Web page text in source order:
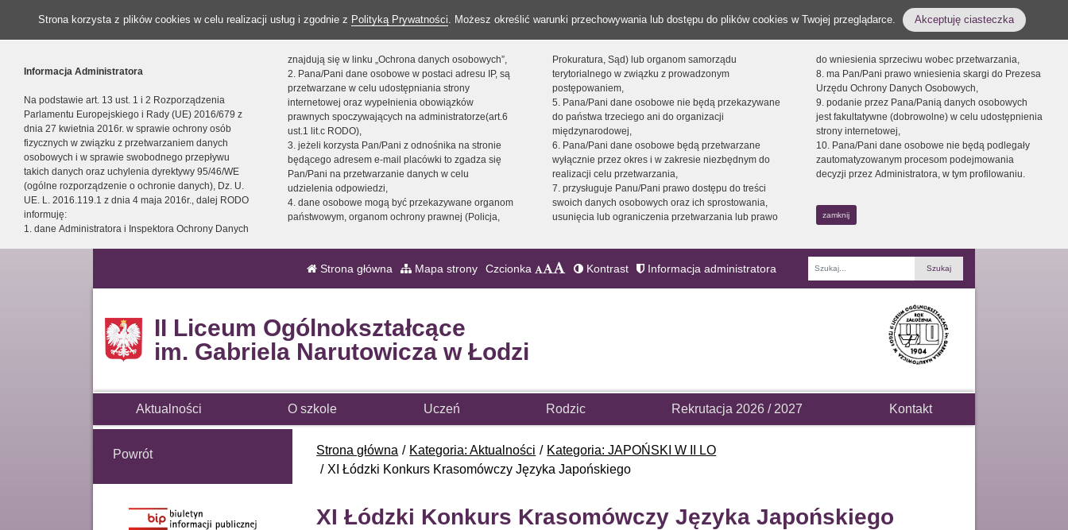
Strona korzysta z plików cookies w celu realizacji usług i zgodnie z Polityką Prywatności. Możesz określić warunki przechowywania lub dostępu do plików cookies w Twojej przeglądarce. Akceptuję ciasteczka
Informacja Administratora
Na podstawie art. 13 ust. 1 i 2 Rozporządzenia
Parlamentu Europejskiego i Rady (UE) 2016/679 z
dnia 27 kwietnia 2016r. w sprawie ochrony osób
fizycznych w związku z przetwarzaniem danych
osobowych i w sprawie swobodnego przepływu
takich danych oraz uchylenia dyrektywy 95/46/WE
(ogólne rozporządzenie o ochronie danych), Dz. U.
UE. L. 2016.119.1 z dnia 4 maja 2016r., dalej RODO
informuję:
1. dane Administratora i Inspektora Ochrony Danych
znajdują się w linku „Ochrona danych osobowych”,
2. Pana/Pani dane osobowe w postaci adresu IP, są
przetwarzane w celu udostępniania strony
internetowej oraz wypełnienia obowiązków
prawnych spoczywających na administratorze(art.6
ust.1 lit.c RODO),
3. jeżeli korzysta Pan/Pani z odnośnika na stronie
będącego adresem e-mail placówki to zgadza się
Pan/Pani na przetwarzanie danych w celu
udzielenia odpowiedzi,
4. dane osobowe mogą być przekazywane organom
państwowym, organom ochrony prawnej (Policja,
Prokuratura, Sąd) lub organom samorządu
terytorialnego w związku z prowadzonym
postępowaniem,
5. Pana/Pani dane osobowe nie będą przekazywane
do państwa trzeciego ani do organizacji
międzynarodowej,
6. Pana/Pani dane osobowe będą przetwarzane
wyłącznie przez okres i w zakresie niezbędnym do
realizacji celu przetwarzania,
7. przysługuje Panu/Pani prawo dostępu do treści
swoich danych osobowych oraz ich sprostowania,
usunięcia lub ograniczenia przetwarzania lub prawo
do wniesienia sprzeciwu wobec przetwarzania,
8. ma Pan/Pani prawo wniesienia skargi do Prezesa
Urzędu Ochrony Danych Osobowych,
9. podanie przez Pana/Panią danych osobowych
jest fakultatywne (dobrowolne) w celu udostępnienia
strony internetowej,
10. Pana/Pani dane osobowe nie będą podlegały
zautomatyzowanym procesom podejmowania
decyzji przez Administratora, w tym profilowaniu.
zamknij
Strona główna Mapa strony Czcionka Kontrast Informacja administratora
Fraza
II Liceum Ogólnokształcące
im. Gabriela Narutowicza w Łodzi
Aktualności O szkole Uczeń Rodzic Rekrutacja 2026 / 2027 Kontakt
Strona główna Kategoria: Aktualności
Kategoria: JAPOŃSKI W II LO
XI Łódzki Konkurs Krasomówczy Języka Japońskiego
XI Łódzki Konkurs Krasomówczy Języka Japońskiego
Powrót